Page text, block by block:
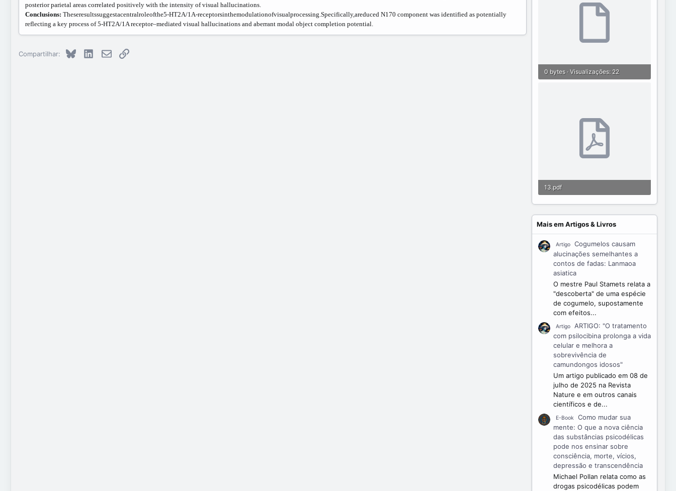
posterior parietal areas correlated positively with the intensity of visual hallucinations.
Conclusions: Theseresultssuggestacentralroleofthe5-HT2A/1A-receptorsinthemodulationofvisualprocessing.Specifically,areduced N170 component was identified as potentially
reflecting a key process of 5-HT2A/1A receptor–mediated visual hallucinations and aberrant modal object completion potential.
Compartilhar: Bluesky LinkedInE-mailLink
0 bytes · Visualizações: 22
13.pdf
Mais em Artigos & Livros
Artigo
Cogumelos causam
alucinações semelhantes a
contos de fadas: Lanmaoa
asiatica
O mestre Paul Stamets relata a
"descoberta" de uma espécie
de cogumelo, supostamente
com efeitos...
Artigo
ARTIGO: "O tratamento
com psilocibina prolonga a vida
celular e melhora a
sobrevivência de
camundongos idosos"
Um artigo publicado em 08 de
julho de 2025 na Revista
Nature e em outros canais
científicos e de...
E-Book
Como mudar sua
mente: O que a nova ciência
das substâncias psicodélicas
pode nos ensinar sobre
consciência, morte, vícios,
depressão e transcendência
Michael Pollan relata como as
drogas psicodélicas podem